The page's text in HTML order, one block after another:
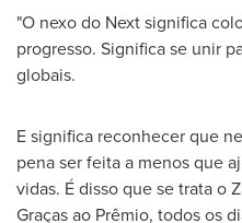
"O nexo do Next significa
progresso. Significa se unir
globais.
E significa reconhecer que
pena ser feita a menos que
vidas. É disso que se trata o
Graças ao Prêmio, todos os